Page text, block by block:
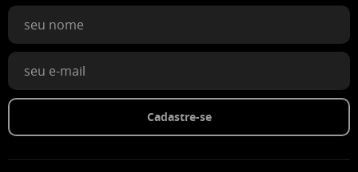
Cadastre-se